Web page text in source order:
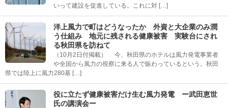
いって建設を促進している。これに対 […]
洋上風力で町はどうなったか 外資と大企業のみ潤
う仕組み 地元に残される健康被害 実験台にされ
る秋田県を訪ねて
（10月2日付掲載） 今、秋田県のホテルは風力発電事業者
や全国から風力の視察に来る人で賑わっているという。秋田
県では陸上に風力280基 […]
役に立たず健康被害だけ生む風力発電 ー武田恵世
氏の講演会ー